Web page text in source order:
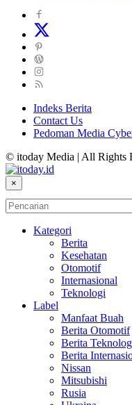
Indeks Berita
Contact Us
Pedoman Media
© itoday Media | All Rights
×
Kategori
Berita
Kesehatan
Otomotif
Internasional
Teknologi
Label
Manfaat Buah
Berita Otomotif
Berita
Berita
Nissan
Mitsubishi
Rusia